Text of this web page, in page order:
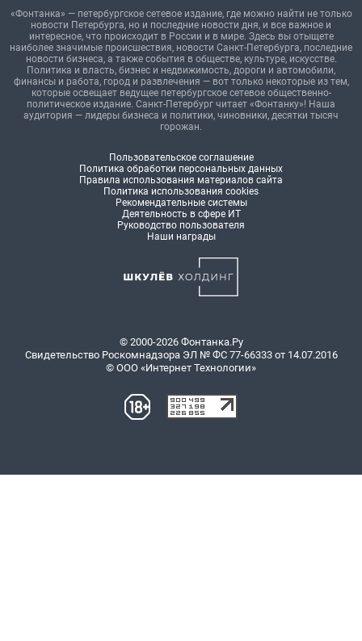
«Фонтанка» — петербургское сетевое издание, где можно найти не только
новости Петербурга, но и последние новости дня, и все важное и
интересное, что происходит в России и в мире. Здесь вы отыщете
наиболее значимые происшествия, новости Санкт-Петербурга, последние
новости бизнеса, а также события в обществе, культуре, искусстве.
Политика и власть, бизнес и недвижимость, дороги и автомобили,
финансы и работа, город и развлечения — вот только некоторые из тем,
которые освещает ведущее петербургское сетевое общественно-
политическое издание. Санкт-Петербург читает «Фонтанку»! Наша
аудитория — лидеры бизнеса и политики, чиновники, десятки тысяч
горожан.
Пользовательское соглашение
Политика обработки персональных данных
Правила использования материалов сайта
Политика использования cookies
Рекомендательные системы
Деятельность в сфере ИТ
Руководство пользователя
Наши награды
© 2000-2026 Фонтанка.Ру
Свидетельство Роскомнадзора ЭЛ № ФС 77-66333 от 14.07.2016
© ООО «Интернет Технологии»